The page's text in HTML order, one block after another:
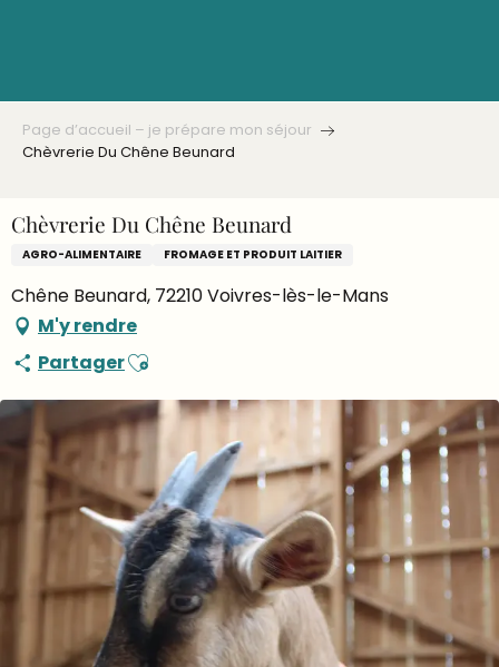
Page d’accueil – je prépare mon séjour
Chèvrerie Du Chêne Beunard
Chèvrerie Du Chêne Beunard
AGRO-ALIMENTAIRE FROMAGE ET PRODUIT LAITIER
Chêne Beunard, 72210 Voivres-lès-le-Mans
M'y rendre
PartagerAjouter aux favoris